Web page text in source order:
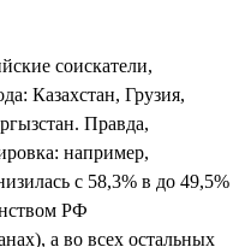
соискатели,
Казахстан, Грузия,
Правда,
например,
с 58,3% в до 49,5%
РФ
а во всех остальных